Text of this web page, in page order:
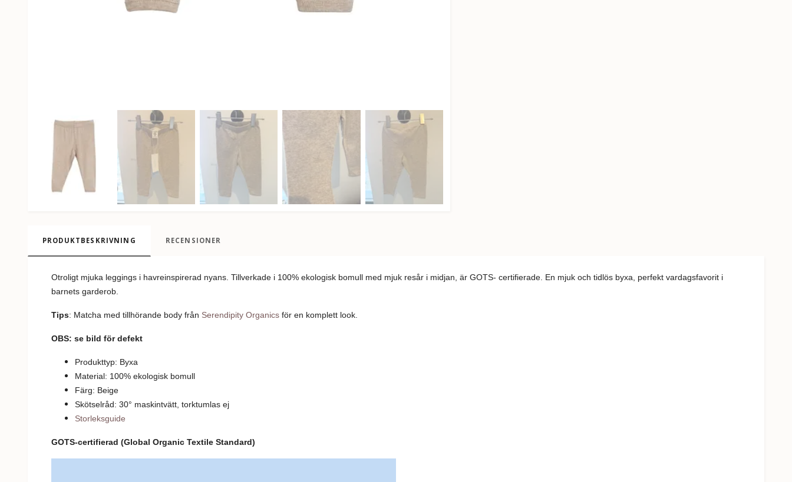
PRODUKTBESKRIVNING RECENSIONER
Otroligt mjuka leggings i havreinspirerad nyans. Tillverkade i 100% ekologisk bomull med mjuk resår i midjan, är GOTS- certifierade. En mjuk och tidlös byxa, perfekt vardagsfavorit i
barnets garderob.
Tips: Matcha med tillhörande body från Serendipity Organics för en komplett look.
OBS: se bild för defekt
Produkttyp: Byxa
Material: 100% ekologisk bomull
Färg: Beige
Skötselråd: 30° maskintvätt, torktumlas ej
Storleksguide
GOTS-certifierad (Global Organic Textile Standard)